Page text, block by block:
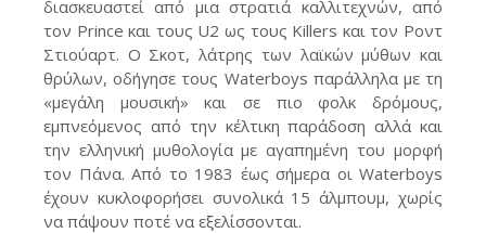
διασκευαστεί από μια στρατιά καλλιτεχνών, από
τον Prince και τους U2 ως τους Killers και τον Ροντ
Στιούαρτ. Ο Σκοτ, λάτρης των λαϊκών μύθων και
θρύλων, οδήγησε τους Waterboys παράλληλα με τη
«μεγάλη μουσική» και σε πιο φολκ δρόμους,
εμπνεόμενος από την κέλτικη παράδοση αλλά και
την ελληνική μυθολογία με αγαπημένη του μορφή
τον Πάνα. Από το 1983 έως σήμερα οι Waterboys
έχουν κυκλοφορήσει συνολικά 15 άλμπουμ, χωρίς
να πάψουν ποτέ να εξελίσσονται.